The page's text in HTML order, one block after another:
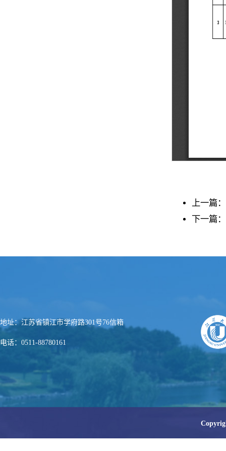
上一篇：
下一篇：
地址：江苏省镇江市学府路301号76信箱
电话：0511-88780161